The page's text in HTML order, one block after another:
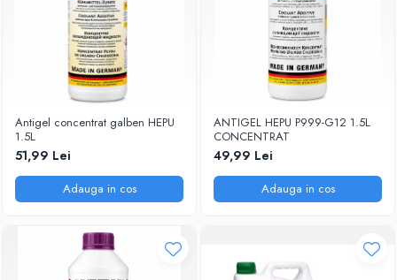
Antigel concentrat galben HEPU
1.5L
51,99 Lei
Adauga in cos
ANTIGEL HEPU P999-G12 1.5L
CONCENTRAT
49,99 Lei
Adauga in cos